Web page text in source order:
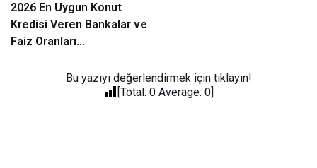
2026 En Uygun Konut
Kredisi Veren Bankalar ve
Faiz Oranları
Bu yazıyı değerlendirmek için tıklayın!
[Total: 0 Average: 0